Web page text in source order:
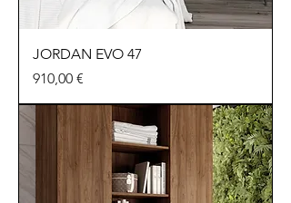
JORDAN EVO 47
Precio
910,00 €